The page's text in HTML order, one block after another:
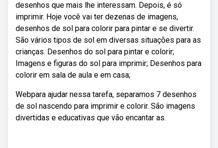
desenhos que mais lhe interessam. Depois, é só
imprimir. Hoje você vai ter dezenas de imagens,
desenhos de sol para colorir para pintar e se divertir.
São vários tipos de sol em diversas situações para as
crianças. Desenhos do sol para pintar e colorir;
Imagens e figuras do sol para imprimir; Desenhos para
colorir em sala de aula e em casa;
Webpara ajudar nessa tarefa, separamos 7 desenhos
de sol nascendo para imprimir e colorir. São imagens
divertidas e educativas que vão encantar as.